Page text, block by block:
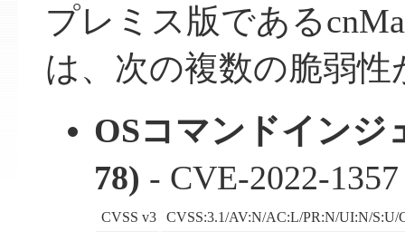
プレミス版である
は、次の複数の脆弱
OSコマンドインジ
78) - CVE-2022-1357
CVSS v3 CVSS:3.1/AV:N/AC:L/PR:N/UI:N/